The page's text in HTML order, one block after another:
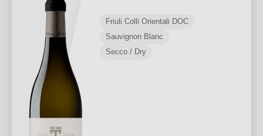
Friuli Colli Orientali DOC
Sauvignon Blanc
Secco / Dry